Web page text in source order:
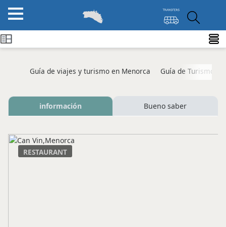
Guía de viajes y turismo en Menorca Guía de Turismo
información Bueno saber
RESTAURANT